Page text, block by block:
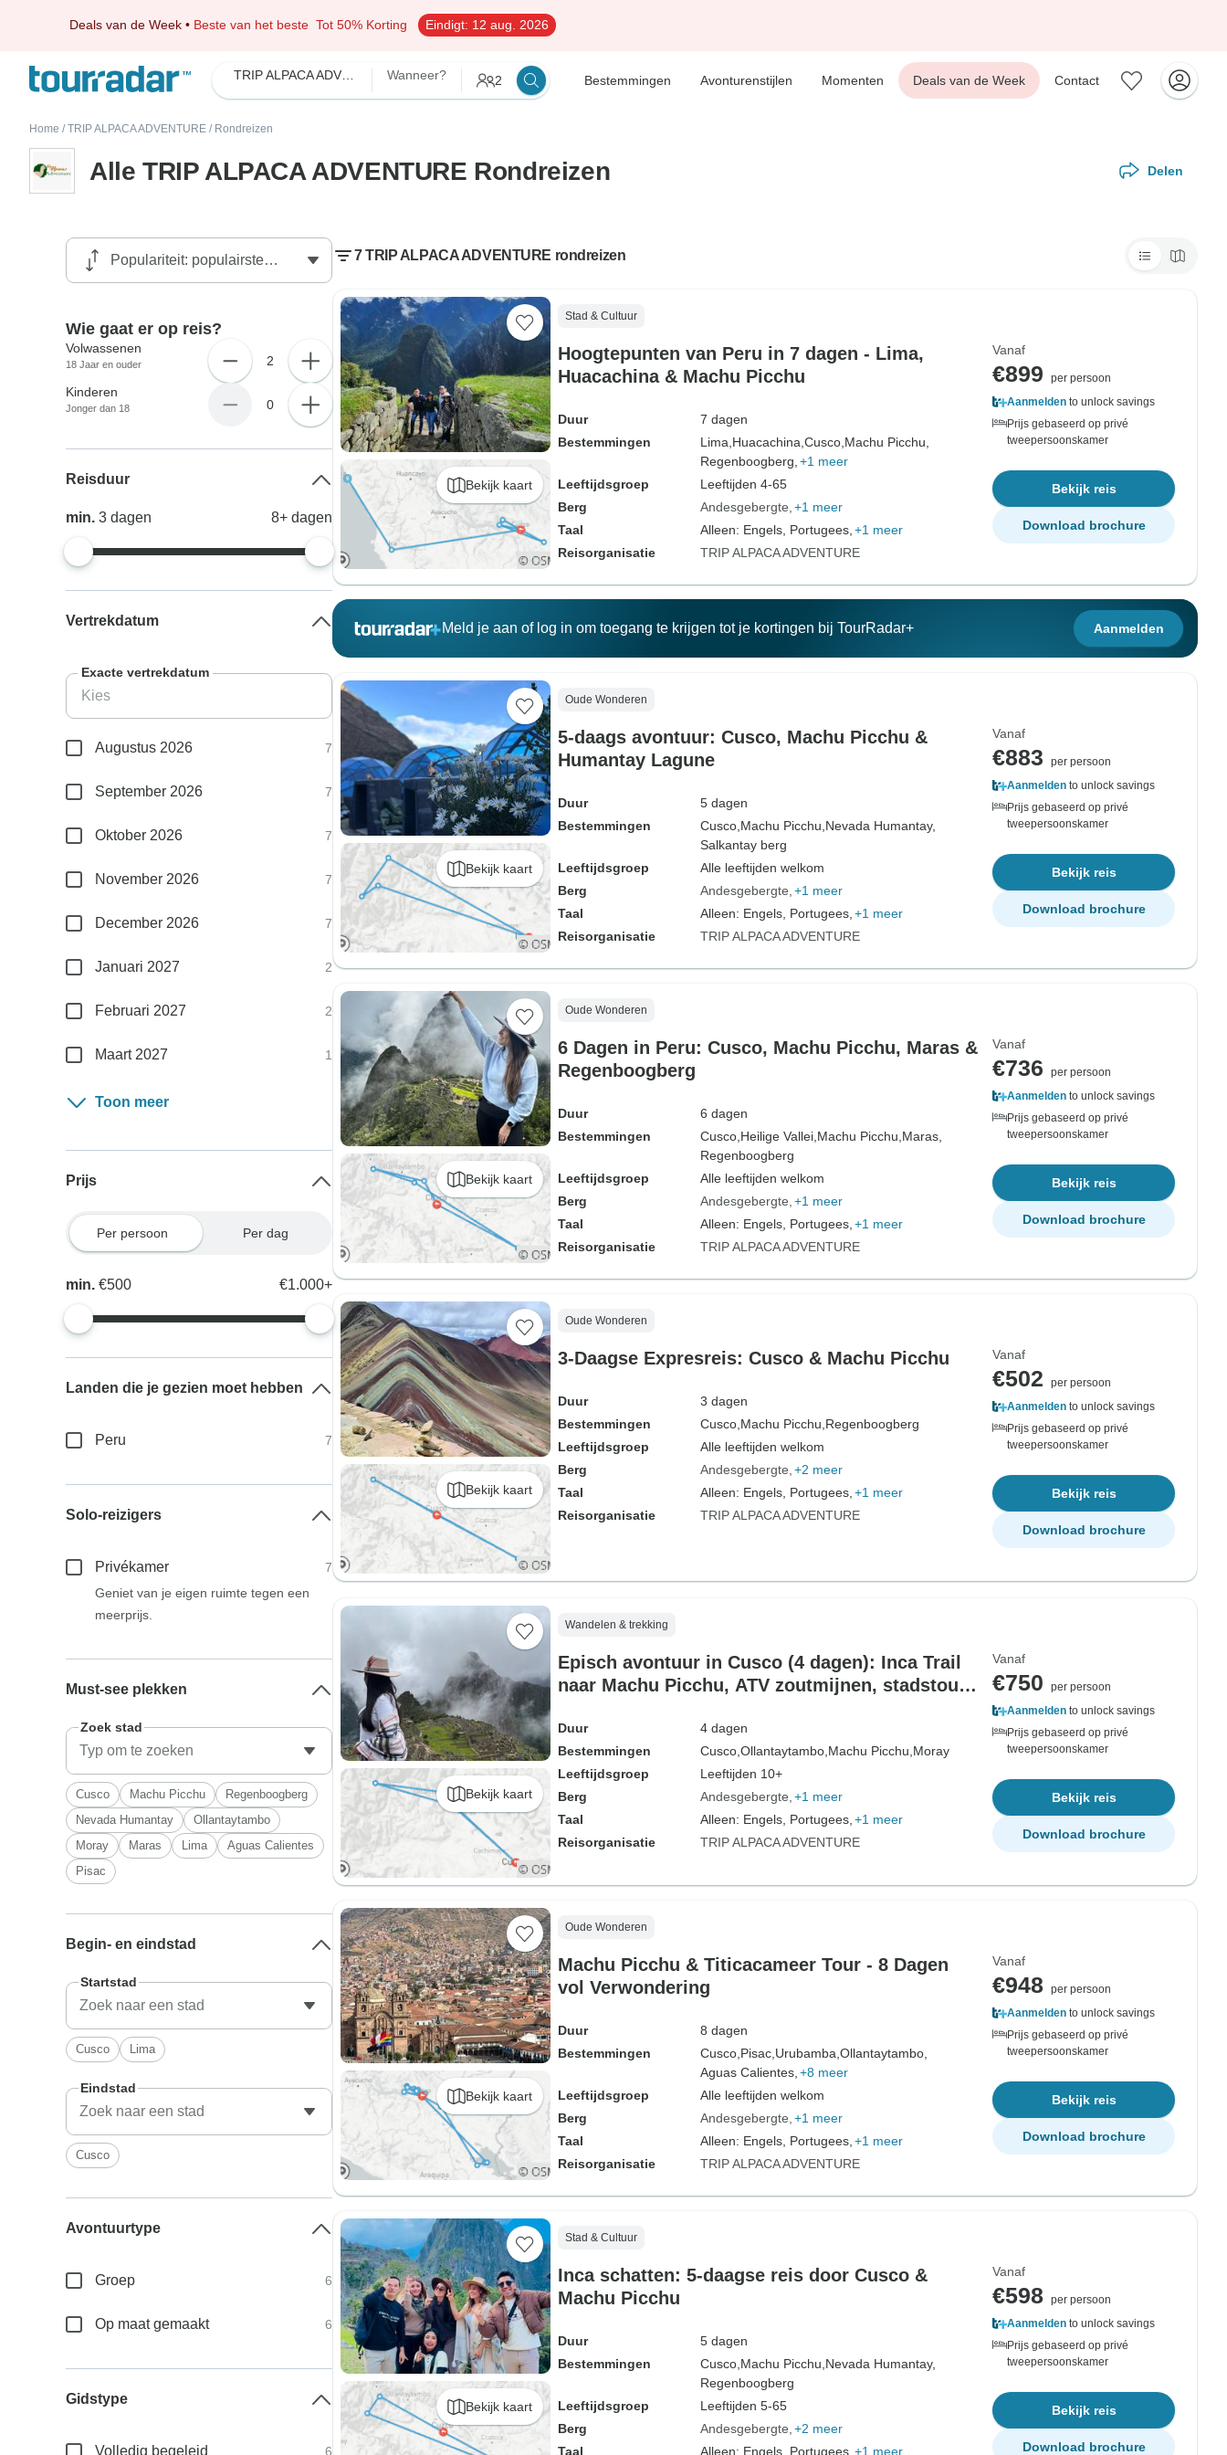
Deals van de Week • Beste van het beste Tot 50% Korting Eindigt: 12 aug. 2026
TRIP ALPACA ADVENTURE Wanneer? 2 Bestemmingen Avonturenstijlen Momenten Deals van de Week Contact
Home / TRIP ALPACA ADVENTURE / Rondreizen
Alle TRIP ALPACA ADVENTURE Rondreizen Delen
7 TRIP ALPACA ADVENTURE rondreizen
Bekijk kaart
Stad & Cultuur
Hoogtepunten van Peru in 7 dagen - Lima,
Huacachina & Machu Picchu
Duur
7 dagen
Bestemmingen
Lima, Huacachina, Cusco, Machu Picchu,
Regenboogberg, +1 meer
Leeftijdsgroep
Leeftijden 4-65
Berg
Andesgebergte +1 meer
Taal
Alleen: Engels, Portugees, +1 meer
Reisorganisatie
TRIP ALPACA ADVENTURE
Vanaf
€899
per persoon
Aanmelden to unlock savings
Prijs gebaseerd op privé
tweepersoonskamer
Bekijk reis
Download brochure
Meld je aan of log in om toegang te krijgen tot je kortingen bij TourRadar+ Aanmelden
Bekijk kaart
Oude Wonderen
5-daags avontuur: Cusco, Machu Picchu &
Humantay Lagune
Duur
5 dagen
Bestemmingen
Cusco, Machu Picchu, Nevada Humantay,
Salkantay berg
Leeftijdsgroep
Alle leeftijden welkom
Berg
Andesgebergte +1 meer
Taal
Alleen: Engels, Portugees, +1 meer
Reisorganisatie
TRIP ALPACA ADVENTURE
Vanaf
€883
per persoon
Aanmelden to unlock savings
Prijs gebaseerd op privé
tweepersoonskamer
Bekijk reis
Download brochure
Bekijk kaart
Oude Wonderen
6 Dagen in Peru: Cusco, Machu Picchu, Maras &
Regenboogberg
Duur
6 dagen
Bestemmingen
Cusco, Heilige Vallei, Machu Picchu, Maras,
Regenboogberg
Leeftijdsgroep
Alle leeftijden welkom
Berg
Andesgebergte +1 meer
Taal
Alleen: Engels, Portugees, +1 meer
Reisorganisatie
TRIP ALPACA ADVENTURE
Vanaf
€736
per persoon
Aanmelden to unlock savings
Prijs gebaseerd op privé
tweepersoonskamer
Bekijk reis
Download brochure
Bekijk kaart
Oude Wonderen
3-Daagse Expresreis: Cusco & Machu Picchu
Duur
3 dagen
Bestemmingen
Cusco, Machu Picchu, Regenboogberg
Leeftijdsgroep
Alle leeftijden welkom
Berg
Andesgebergte +2 meer
Taal
Alleen: Engels, Portugees, +1 meer
Reisorganisatie
TRIP ALPACA ADVENTURE
Vanaf
€502
per persoon
Aanmelden to unlock savings
Prijs gebaseerd op privé
tweepersoonskamer
Bekijk reis
Download brochure
Bekijk kaart
Wandelen & trekking
Episch avontuur in Cusco (4 dagen): Inca Trail
naar Machu Picchu, ATV zoutmijnen, stadstour
Duur
4 dagen
Bestemmingen
Cusco, Ollantaytambo, Machu Picchu, Moray
Leeftijdsgroep
Leeftijden 10+
Berg
Andesgebergte +1 meer
Taal
Alleen: Engels, Portugees, +1 meer
Reisorganisatie
TRIP ALPACA ADVENTURE
Vanaf
€750
per persoon
Aanmelden to unlock savings
Prijs gebaseerd op privé
tweepersoonskamer
Bekijk reis
Download brochure
Bekijk kaart
Oude Wonderen
Machu Picchu & Titicacameer Tour - 8 Dagen
vol Verwondering
Duur
8 dagen
Bestemmingen
Cusco, Pisac, Urubamba, Ollantaytambo,
Aguas Calientes, +8 meer
Leeftijdsgroep
Alle leeftijden welkom
Berg
Andesgebergte +1 meer
Taal
Alleen: Engels, Portugees, +1 meer
Reisorganisatie
TRIP ALPACA ADVENTURE
Vanaf
€948
per persoon
Aanmelden to unlock savings
Prijs gebaseerd op privé
tweepersoonskamer
Bekijk reis
Download brochure
Bekijk kaart
Stad & Cultuur
Inca schatten: 5-daagse reis door Cusco &
Machu Picchu
Duur
5 dagen
Bestemmingen
Cusco, Machu Picchu, Nevada Humantay,
Regenboogberg
Leeftijdsgroep
Leeftijden 5-65
Berg
Andesgebergte +2 meer
Taal
Alleen: Engels, Portugees, +1 meer
Vanaf
€598
per persoon
Aanmelden to unlock savings
Prijs gebaseerd op privé
tweepersoonskamer
Bekijk reis
Download brochure
Wie gaat er op reis?
Volwassenen
18 Jaar en ouder 2
Kinderen
Jonger dan 18 0
Reisduur
min.3dagen 8+ dagen
Vertrekdatum
Exacte vertrekdatum
Augustus 2026 7
September 2026 7
Oktober 2026 7
November 2026 7
December 2026 7
Januari 2027 2
Februari 2027 2
Maart 2027 1
Toon meer
Prijs
Per persoon Per dag
min.€500 €1.000+
Landen die je gezien moet hebben
Peru 7
Solo-reizigers
Privékamer
7
Geniet van je eigen ruimte tegen een
meerprijs.
Must-see plekken
Zoek stad
Cusco Machu Picchu
Regenboogberg
Nevada Humantay
Ollantaytambo
Moray
Maras Lima
Aguas Calientes
Pisac
Begin- en eindstad
Startstad
Cusco Lima
Eindstad
Cusco
Avontuurtype
Groep 6
Op maat gemaakt 6
Gidstype
Volledig begeleid 6